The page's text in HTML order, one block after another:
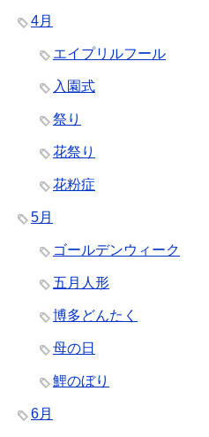
4月
エイプリルフール
入園式
祭り
花祭り
花粉症
5月
ゴールデンウィーク
五月人形
博多どんたく
母の日
鯉のぼり
6月